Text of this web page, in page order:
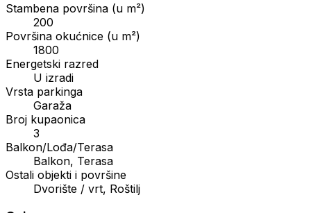
Stambena površina (u m²)
200
Površina okućnice (u m²)
1800
Energetski razred
U izradi
Vrsta parkinga
Garaža
Broj kupaonica
3
Balkon/Lođa/Terasa
Balkon, Terasa
Ostali objekti i površine
Dvorište / vrt, Roštilj